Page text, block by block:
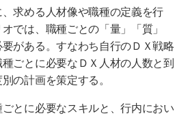
求める人材像や職種の定義を行
では、職種ごとの「量」「質」
要がある。すなわち自行のＤＸ戦略
ごとに必要なＤＸ人材の人数と到
の計画を策定する。
とに必要なスキルと、行内におい